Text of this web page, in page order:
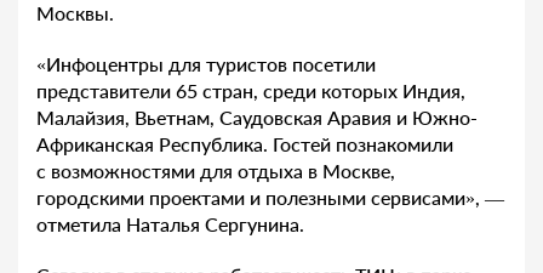
Москвы.
«Инфоцентры для туристов посетили
представители 65 стран, среди которых Индия,
Малайзия, Вьетнам, Саудовская Аравия и Южно-
Африканская Республика. Гостей познакомили
с возможностями для отдыха в Москве,
городскими проектами и полезными сервисами», —
отметила Наталья Сергунина.